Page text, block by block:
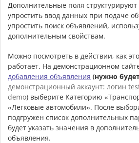
Дополнительные поля
упростить ввод данных при подаче
упростить поиск объявлений,
дополнительным свойствам.
Можно посмотреть в действии, как
работает. На демонстрационном
добавления объявления (нужно
демонстрационный аккаунт: логин
demo) выберите Категорию
«Легковые автомобили». После
подгружен список дополнительных
будет указать значения в
объявления.